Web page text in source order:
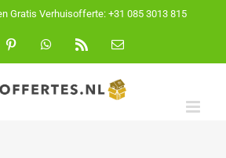
Gratis Verhuisofferte: +31 085 3013 815
Pinterest WhatsApp
E-